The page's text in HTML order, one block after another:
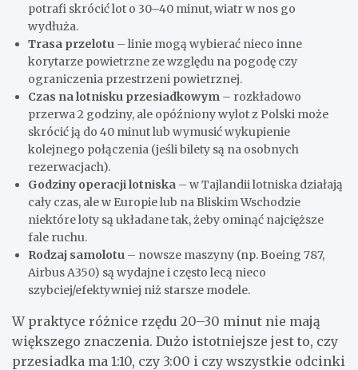
potrafi skrócić lot o 30–40 minut, wiatr w nos go
wydłuża.
Trasa przelotu – linie mogą wybierać nieco inne
korytarze powietrzne ze względu na pogodę czy
ograniczenia przestrzeni powietrznej.
Czas na lotnisku przesiadkowym – rozkładowo
przerwa 2 godziny, ale opóźniony wylot z Polski może
skrócić ją do 40 minut lub wymusić wykupienie
kolejnego połączenia (jeśli bilety są na osobnych
rezerwacjach).
Godziny operacji lotniska – w Tajlandii lotniska działają
cały czas, ale w Europie lub na Bliskim Wschodzie
niektóre loty są układane tak, żeby ominąć najcięższe
fale ruchu.
Rodzaj samolotu – nowsze maszyny (np. Boeing 787,
Airbus A350) są wydajne i często lecą nieco
szybciej/efektywniej niż starsze modele.
W praktyce różnice rzędu 20–30 minut nie mają
większego znaczenia. Dużo istotniejsze jest to, czy
przesiadka ma 1:10, czy 3:00 i czy wszystkie odcinki